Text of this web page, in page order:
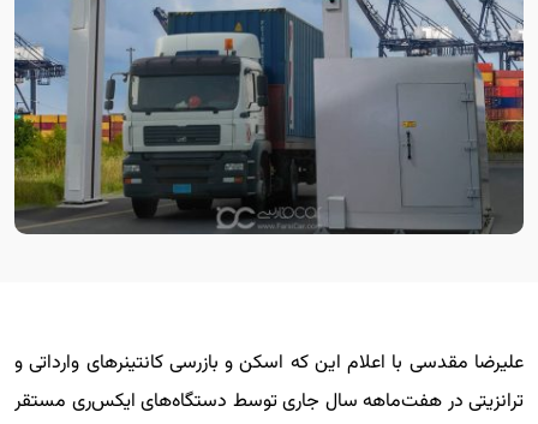
علیرضا مقدسی با اعلام این که اسکن و بازرسی کانتینرهای وارداتی و
ترانزیتی در هفت‌ماهه سال جاری توسط دستگاه‌های ایکس‌ری مستقر